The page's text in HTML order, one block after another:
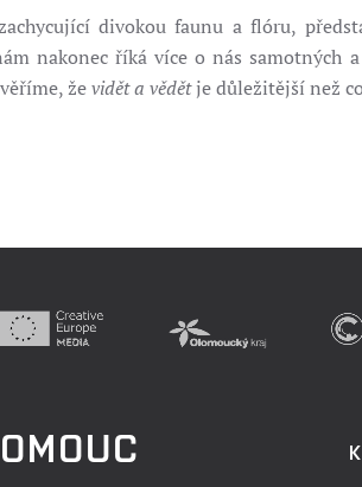
divokou faunu a flóru,
nakonec říká více o nás
ževidět a vědětje důležitější než